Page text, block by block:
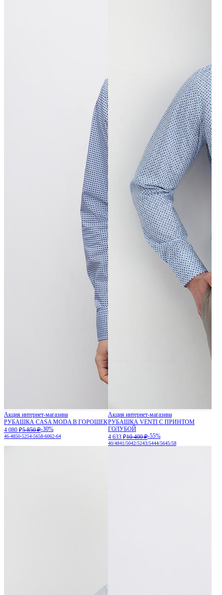
Акция интернет-магазина
РУБАШКА CASA MODA В ГОРОШЕК
4 080 ₽5 850 ₽-30%
46-4850-5254-5658-6062-64
Акция интернет-магазина
РУБАШКА VENTI С ПРИНТОМ
ГОЛУБОЙ
4 633 ₽10 400 ₽-55%
40/4841/5042/5243/5444/5645/58